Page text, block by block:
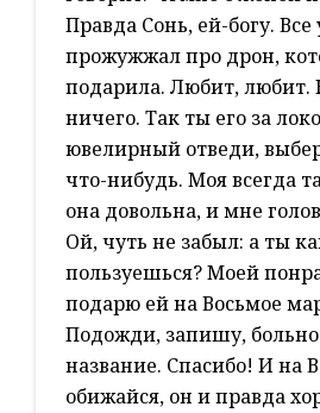
Правда Сонь, ей-богу.
прожужжал про дрон,
подарила. Любит, любит.
ничего. Так ты его за
ювелирный отведи,
что-нибудь. Моя всегда
она довольна, и мне
Ой, чуть не забыл: а ты
пользуешься? Моей
подарю ей на Восьмое
Подожди, запишу,
название. Спасибо! И на
обижайся, он и правда